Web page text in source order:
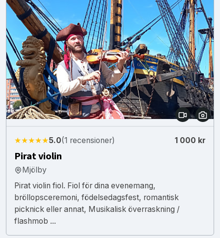
★★★★★5.0(1 recensioner) 1 000 kr
Pirat violin
Mjölby
Pirat violin fiol. Fiol för dina evenemang,
bröllopsceremoni, födelsedagsfest, romantisk
picknick eller annat, Musikalisk överraskning /
flashmob ...